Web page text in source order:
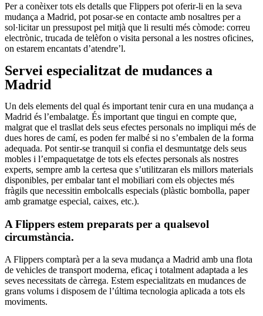
Per a conèixer tots els detalls que Flippers pot oferir-li en la seva
mudança a Madrid, pot posar-se en contacte amb nosaltres per a
sol·licitar un pressupost pel mitjà que li resulti més còmode: correu
electrònic, trucada de telèfon o visita personal a les nostres oficines,
on estarem encantats d’atendre’l.
Servei especialitzat de mudances a
Madrid
Un dels elements del qual és important tenir cura en una mudança a
Madrid és l’embalatge. És important que tingui en compte que,
malgrat que el trasllat dels seus efectes personals no impliqui més de
dues hores de camí, es poden fer malbé si no s’embalen de la forma
adequada. Pot sentir-se tranquil si confia el desmuntatge dels seus
mobles i l’empaquetatge de tots els efectes personals als nostres
experts, sempre amb la certesa que s’utilitzaran els millors materials
disponibles, per embalar tant el mobiliari com els objectes més
fràgils que necessitin embolcalls especials (plàstic bombolla, paper
amb gramatge especial, caixes, etc.).
A Flippers estem preparats per a qualsevol
circumstància.
A Flippers comptarà per a la seva mudança a Madrid amb una flota
de vehicles de transport moderna, eficaç i totalment adaptada a les
seves necessitats de càrrega. Estem especialitzats en mudances de
grans volums i disposem de l’última tecnologia aplicada a tots els
moviments.